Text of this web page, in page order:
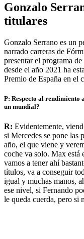
Gonzalo
titulares
Gonzalo Serrano es un
narrado carreras de
presentar el programa
desde el año 2021 ha
Premio de España en el
P: Respecto al rendimiento
un mundial?
R: Evidentemente,
si Mercedes se pone las
año, el que viene y
coche va solo. Max está
vamos a tener ahí
títulos, va a conseguir
igual y muchas manos,
ese nivel, si Fernando
le queda cuerda, pero si